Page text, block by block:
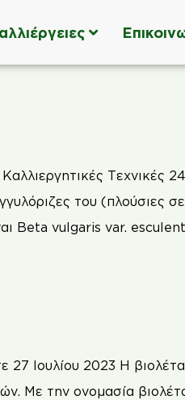
Τεχνικές
του (πλούσιες
Beta vulgaris var.
Ιουλίου 2023 Η
Με την ονομασία